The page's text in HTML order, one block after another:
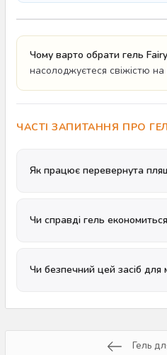
Чому варто обрати гель
насолоджуєтеся свіжістю
ЧАСТІ ЗАПИТАННЯ ПРО
Як працює перевернута
Чи справді гель
Чи безпечний цей засіб для
Гель